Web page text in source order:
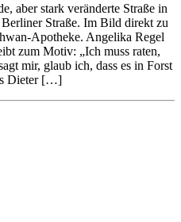
aber stark veränderte Straße in
Straße. Im Bild direkt zu
Apotheke. Angelika Regel
zum Motiv: „Ich muss raten,
mir, glaub ich, dass es in Forst
Dieter […]